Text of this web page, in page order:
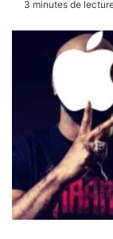
3 minutes de